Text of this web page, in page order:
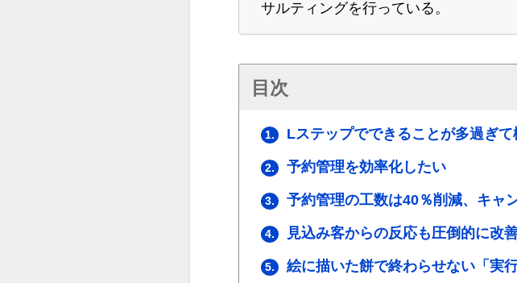
サルティングを行っている。
目次
1. Lステップでできることが多過ぎ
2. 予約管理を効率化したい
3. 予約管理の工数は40％削減、キャ
4. 見込み客からの反応も圧倒的に改
5. 絵に描いた餅で終わらせない「実行